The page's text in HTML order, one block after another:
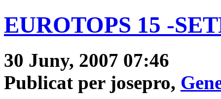
EUROTOPS 15 -
30 Juny, 2007 07:46
Publicat per josepro,